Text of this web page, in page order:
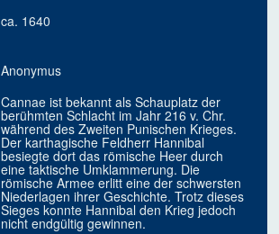
ca. 1640
Anonymus
Cannae ist bekannt als Schauplatz der
berühmten Schlacht im Jahr 216 v. Chr.
während des Zweiten Punischen Krieges.
Der karthagische Feldherr Hannibal
besiegte dort das römische Heer durch
eine taktische Umklammerung. Die
römische Armee erlitt eine der schwersten
Niederlagen ihrer Geschichte. Trotz dieses
Sieges konnte Hannibal den Krieg jedoch
nicht endgültig gewinnen.